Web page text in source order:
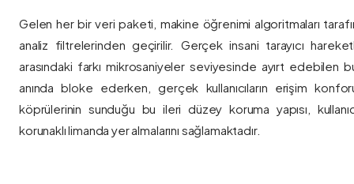
Gelen her bir veri paketi, makine öğrenimi algoritmaları
analiz filtrelerinden geçirilir. Gerçek insani tarayıcı
arasındaki farkı mikrosaniyeler seviyesinde ayırt edebilen
anında bloke ederken, gerçek kullanıcıların erişim
köprülerinin sunduğu bu ileri düzey koruma yapısı,
korunaklı limanda yer almalarını sağlamaktadır.